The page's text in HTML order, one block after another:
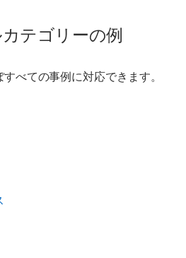
テゴリーの例
べての事例に対応できます。